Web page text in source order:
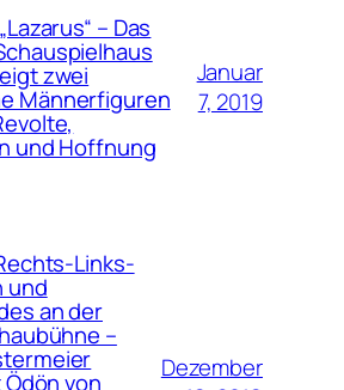
– Das
zwei
Männerfiguren
und Hoffnung
Januar
7, 2019
Links-
und
an der
–
von
Dezember